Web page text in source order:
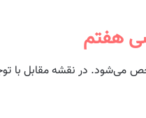
می‌شود. در نقشه مقابل با